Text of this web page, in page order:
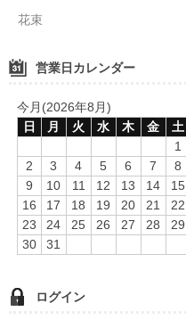
花束
営業日カレンダー
今月(2026年8月)
日
月 火 水 木 金
土
1
2
3 4 5 6 7
8
9
10 11 12 13 14
15
16
17 18 19 20 21
22
23
24 25 26 27 28
29
30
31
ログイン